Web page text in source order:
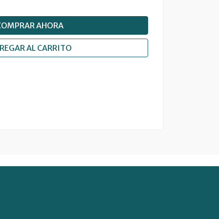
AHORA
AL CARRITO